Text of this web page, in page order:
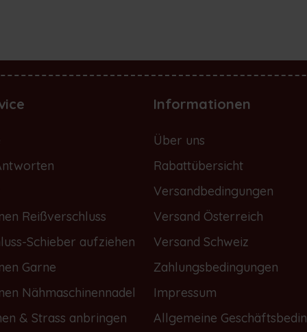
Reißverschluss
Schieber aufziehen
Garne
Nähmaschinennadel
& Strass anbringen
Informationen
Über uns
Rabattübersicht
Versandbedingungen
Versand Österreich
Versand Schweiz
Zahlungsbedingungen
Impressum
Allgemeine